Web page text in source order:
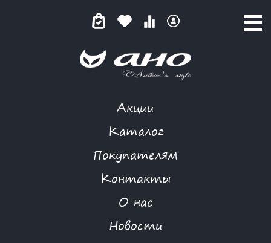
Акции
Каталог
Покупателям
Контакты
О нас
Новости
ОЗОРНАЯ ГЖЕЛЬ